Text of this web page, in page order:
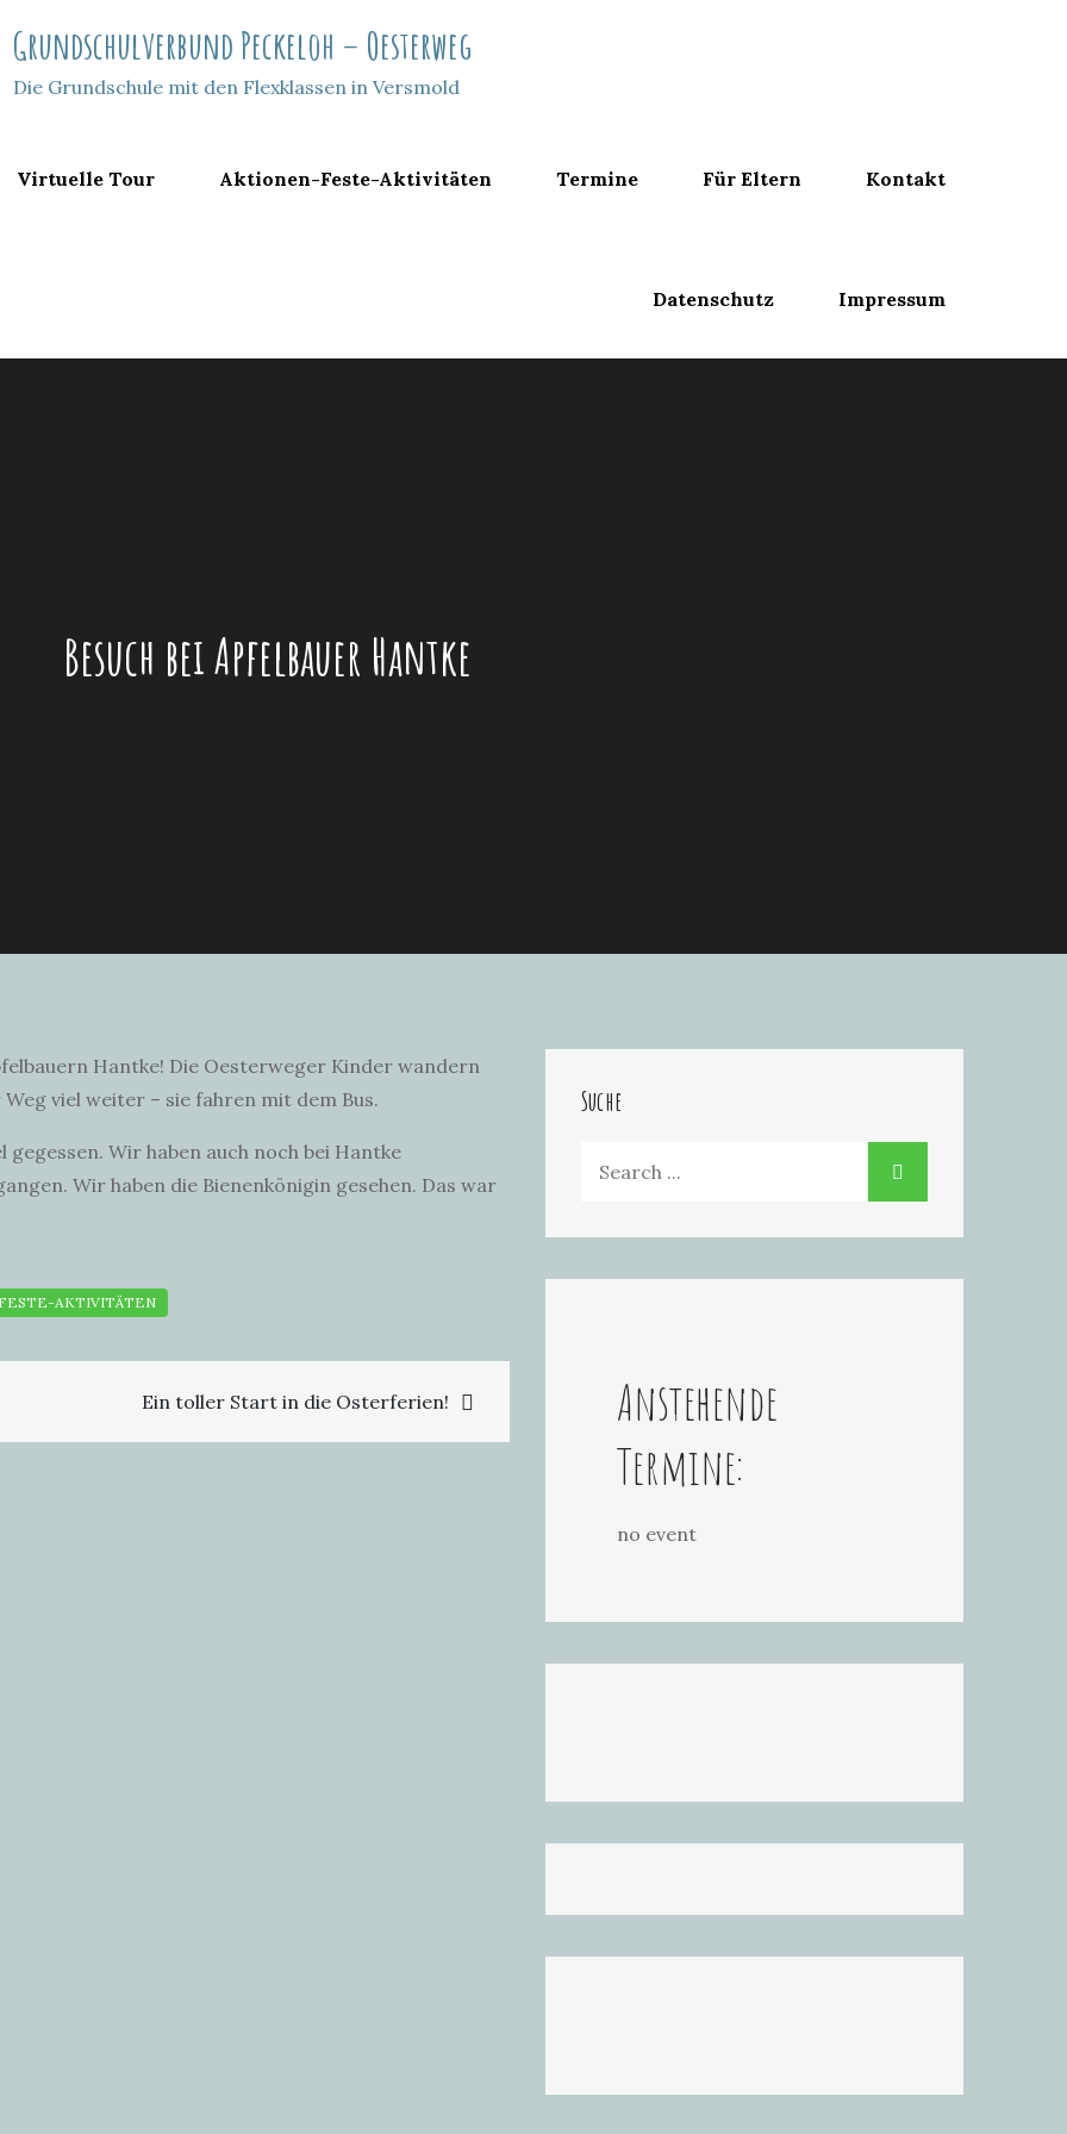
Grundschulverbund Peckeloh – Oesterweg
Die Grundschule mit den Flexklassen in Versmold
Virtuelle Tour Aktionen-Feste-Aktivitäten Termine Für Eltern Kontakt
Datenschutz Impressum
Besuch bei Apfelbauer Hantke
Hantke! Die Oesterweger Kinder wandern
viel weiter – sie fahren mit dem Bus.
Wir haben auch noch bei Hantke
Wir haben die Bienenkönigin gesehen. Das war
Ein toller Start in die Osterferien!
Suche
Anstehende
Termine:
no event